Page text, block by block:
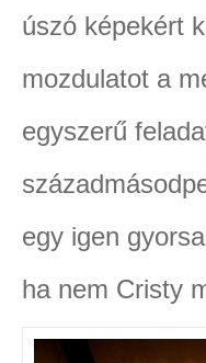
úszó képekért
mozdulatot a
egyszerű
egy igen
ha nem Cristy